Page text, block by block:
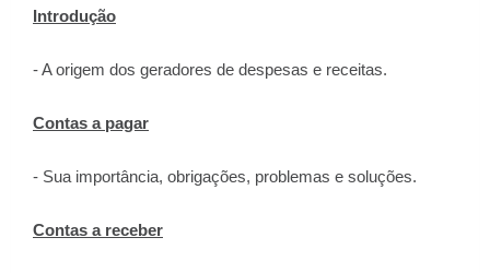
Introdução
- A origem dos geradores de despesas e receitas.
Contas a pagar
- Sua importância, obrigações, problemas e soluções.
Contas a receber